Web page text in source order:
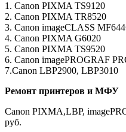
1. Canon PIXMA TS9120
2. Canon PIXMA TR8520
3. Canon imageCLASS
4. Canon PIXMA G6020
5. Canon PIXMA TS9520
6. Canon imagePROGRAF
7.Canon LBP2900, LBP3010
Ремонт принтеров и МФУ
Canon PIXMA,LBP,
руб.